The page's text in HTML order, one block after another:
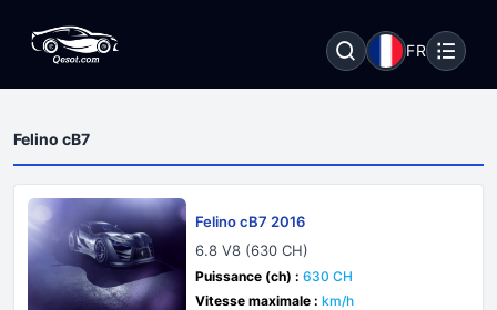
FR
Felino cB7
Felino cB7 2016
6.8 V8 (630 CH)
Puissance (ch) : 630 CH
Vitesse maximale : km/h